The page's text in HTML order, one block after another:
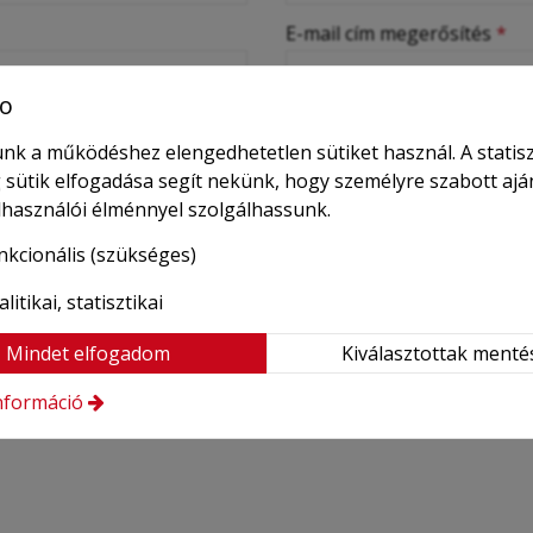
E-mail cím megerősítés *
Autó leadás dátuma és ideje
járatszám)
a működéshez elengedhetetlen sütiket használ. A
elfogadása segít nekünk, hogy személyre szabott
élménnyel szolgálhassunk.
(szükséges)
statisztikai
Mindet elfogadom
Kiválasztottak